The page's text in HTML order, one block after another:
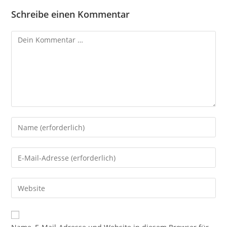
Schreibe einen Kommentar
Kommentar
Gib
deinen
Namen
oder
zum
Kommentieren
ein
Gib
deine
E-
Mail-
zum
Gib
deine
Website-
URL